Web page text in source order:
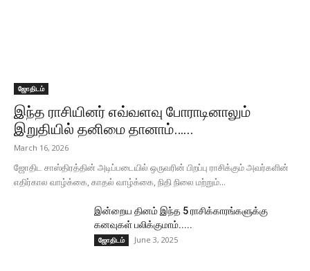
ஜோதிடம்
இந்த ராசியினர் எவ்வளவு போராடினாலும்
இறுதியில் தனிமை தானாம்…...
March 16, 2026
ஜோதிட சாஸ்திரத்தின் அடிப்படையில் ஒருவரின் பிறப்பு ராசிக்கும் அவர்களின்
எதிர்கால வாழ்க்கை, காதல் வாழ்க்கை, நிதி நிலை மற்றும்...
இன்றைய தினம் இந்த 5 ராசிக்காரங்களுக்கு
கனவுகள் பலிக்குமாம்.....
ஜோதிடம் June 3, 2025